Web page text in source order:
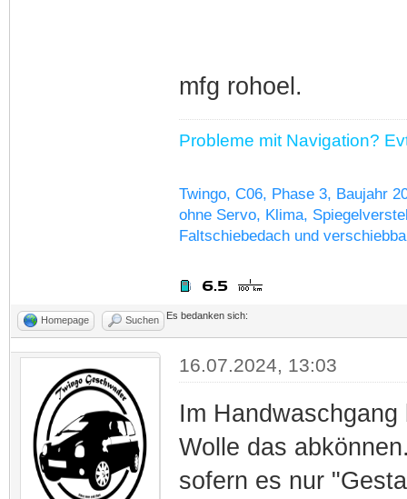
mfg rohoel.
Probleme mit Navigation?
Twingo, C06, Phase 3, Baujahr
ohne Servo, Klima,
Faltschiebedach und
Homepage Suchen Es bedanken sich:
16.07.2024, 13:03
Im
Wolle das
sofern es nur